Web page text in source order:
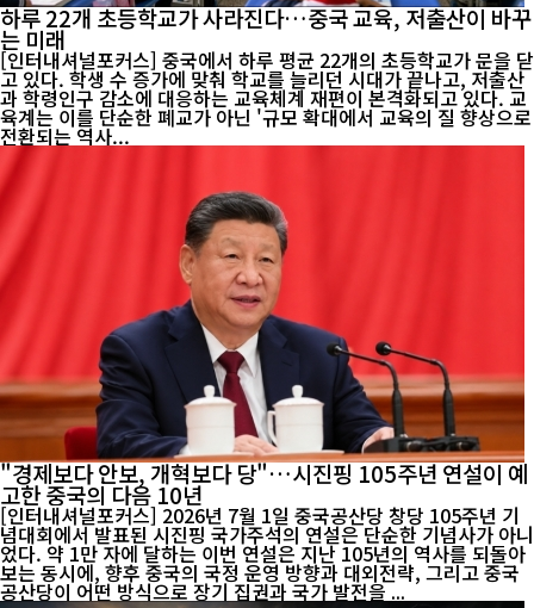
하루 22개 초등학교가 사라진다…중국 교육, 저출산이 바꾸
는 미래
[인터내셔널포커스] 중국에서 하루 평균 22개의 초등학교가 문을 닫
고 있다. 학생 수 증가에 맞춰 학교를 늘리던 시대가 끝나고, 저출산
과 학령인구 감소에 대응하는 교육체계 재편이 본격화되고 있다. 교
육계는 이를 단순한 폐교가 아닌 '규모 확대에서 교육의 질 향상으로
전환되는 역사...
"경제보다 안보, 개혁보다 당"…시진핑 105주년 연설이 예
고한 중국의 다음 10년
[인터내셔널포커스] 2026년 7월 1일 중국공산당 창당 105주년 기
념대회에서 발표된 시진핑 국가주석의 연설은 단순한 기념사가 아니
었다. 약 1만 자에 달하는 이번 연설은 지난 105년의 역사를 되돌아
보는 동시에, 향후 중국의 국정 운영 방향과 대외전략, 그리고 중국
공산당이 어떤 방식으로 장기 집권과 국가 발전을 ...